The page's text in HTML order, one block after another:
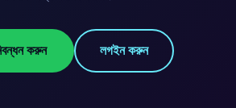
করুন লগইন করুন